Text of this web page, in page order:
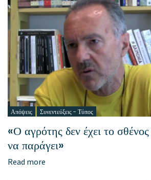
Απόψεις Συνεντεύξεις - Τύπος
«Ο αγρότης δεν έχει το
να παράγει»
Read more